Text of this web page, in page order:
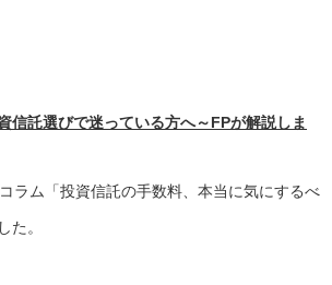
信託選びで迷っている方へ～FPが解説しま
ラム「投資信託の手数料、本当に気にするべ
た。